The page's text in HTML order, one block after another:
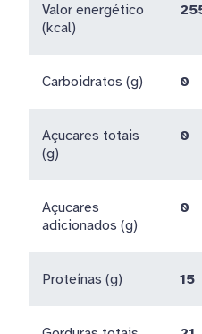
Valor energético
(kcal)
Carboidratos (g) 0
Açucares totais
(g)
0
Açucares
adicionados (g)
0
Proteínas (g) 15